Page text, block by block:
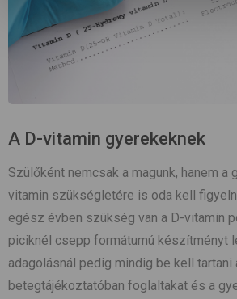
A D-vitamin gyerekeknek
Szülőként nemcsak a magunk, hanem a
vitamin szükségletére is oda kell
egész évben szükség van a D-vitamin
piciknél csepp formátumú készítményt
adagolásnál pedig mindig be kell tartani
betegtájékoztatóban foglaltakat és a